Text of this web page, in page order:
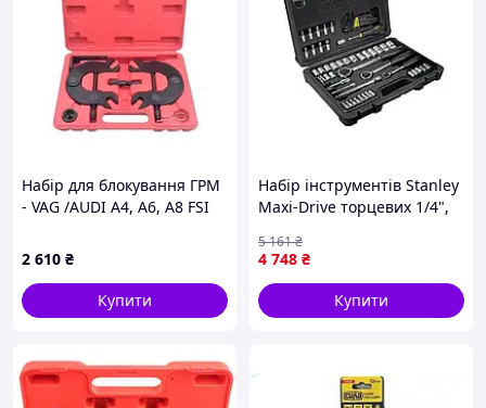
Набір для блокування ГРМ
- VAG /AUDI A4, A6, A8 FSI
KB01888
2 610 ₴
Купити
Набір інструментів Stanley
Maxi-Drive торцевих 1/4",
(STHT0-73930) —
Доступний
4 748 ₴
5 161₴
Купити